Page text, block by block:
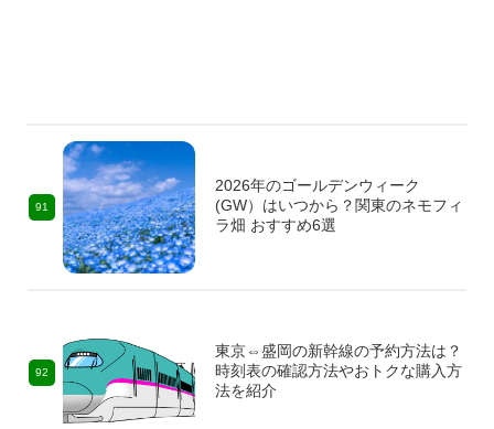
91
2026年のゴールデンウィーク
(GW）はいつから？関東のネモフィ
ラ畑 おすすめ6選
92
東京⇔盛岡の新幹線の予約方法は？
時刻表の確認方法やおトクな購入方
法を紹介